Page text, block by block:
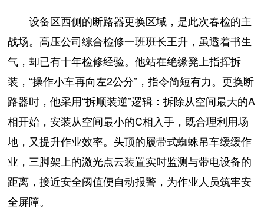
设备区西侧的断路器更换区域，是此次春检的主
战场。高压公司综合检修一班班长王升，虽透着书生
气，却已有十年检修经验。他站在绝缘凳上指挥拆
装，“操作小车再向左2公分”，指令简短有力。更换断
路器时，他采用“拆顺装逆”逻辑：拆除从空间最大的A
相开始，安装从空间最小的C相入手，既合理利用场
地，又提升作业效率。头顶的履带式蜘蛛吊车缓缓作
业，三脚架上的激光点云装置实时监测与带电设备的
距离，接近安全阈值便自动报警，为作业人员筑牢安
全屏障。